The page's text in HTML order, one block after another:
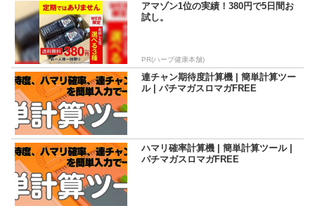
アマゾン1位の実績！380円で5日間お
試し。
PR(ハーブ健康本舗)
連チャン期待度計算機 | 簡単計算ツー
ル | パチマガスロマガFREE
ハマリ確率計算機 | 簡単計算ツール |
パチマガスロマガFREE